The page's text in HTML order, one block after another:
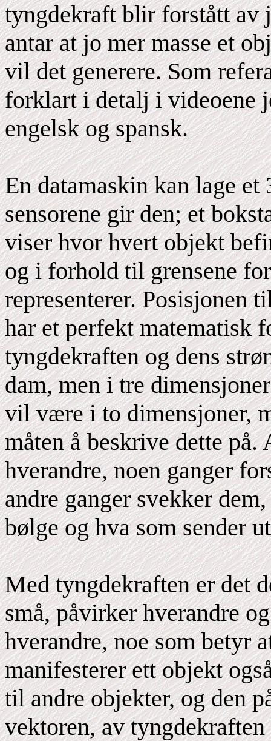
tyngdekraft blir forstått av
antar at jo mer masse et
vil det generere. Som
forklart i detalj i videoene
engelsk og spansk.
En datamaskin kan lage
sensorene gir den; et
viser hvor hvert objekt
og i forhold til grensene
representerer. Posisjonen
har et perfekt matematisk
tyngdekraften og dens
dam, men i tre
vil være i to dimensjoner,
måten å beskrive dette
hverandre, noen ganger
andre ganger svekker
bølge og hva som sender
Med tyngdekraften er det
små, påvirker hverandre
hverandre, noe som betyr
manifesterer ett objekt
til andre objekter, og den
vektoren, av